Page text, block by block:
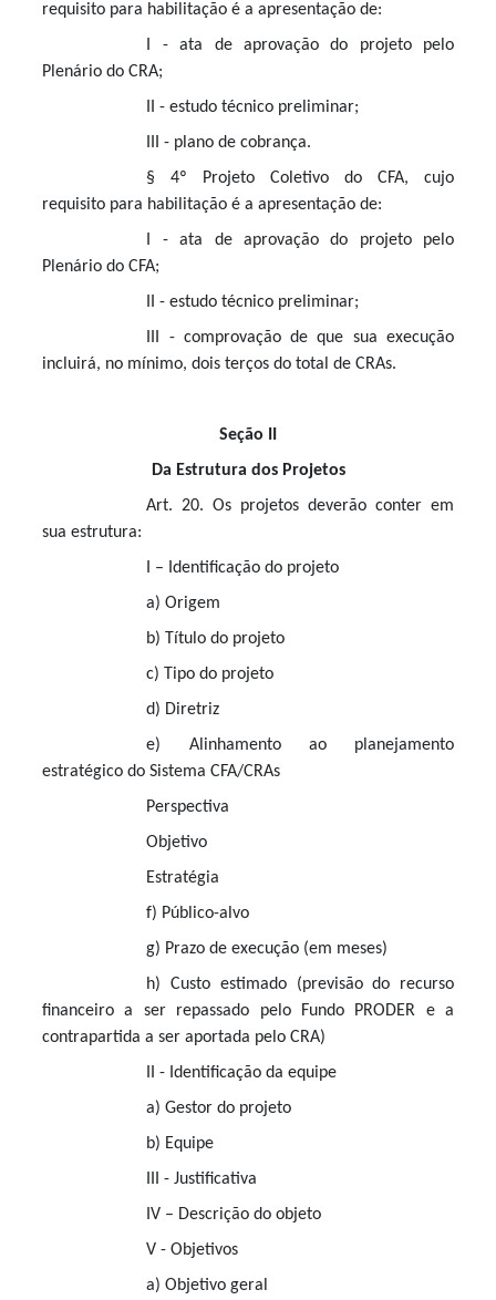
requisito para habilitação é a apresentação de:
I - ata de aprovação do projeto pelo
Plenário do CRA;
II - estudo técnico preliminar;
III - plano de cobrança.
§ 4º Projeto Coletivo do CFA, cujo
requisito para habilitação é a apresentação de:
I - ata de aprovação do projeto pelo
Plenário do CFA;
II - estudo técnico preliminar;
III - comprovação de que sua execução
incluirá, no mínimo, dois terços do total de CRAs.
Seção II
Da Estrutura dos Projetos
Art. 20. Os projetos deverão conter em
sua estrutura:
I – Identificação do projeto
a) Origem
b) Título do projeto
c) Tipo do projeto
d) Diretriz
e) Alinhamento ao planejamento
estratégico do Sistema CFA/CRAs
Perspectiva
Objetivo
Estratégia
f) Público-alvo
g) Prazo de execução (em meses)
h) Custo estimado (previsão do recurso
financeiro a ser repassado pelo Fundo PRODER e a
contrapartida a ser aportada pelo CRA)
II - Identificação da equipe
a) Gestor do projeto
b) Equipe
III - Justificativa
IV – Descrição do objeto
V - Objetivos
a) Objetivo geral